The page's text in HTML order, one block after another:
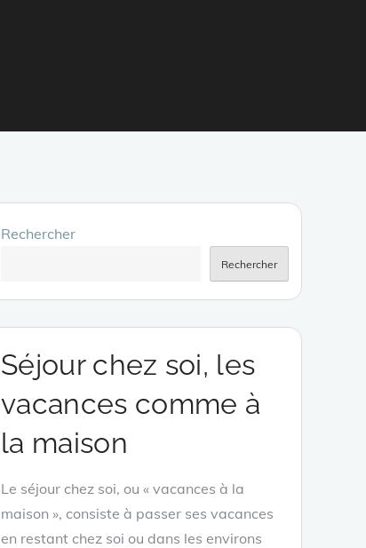
Rechercher
Rechercher
Séjour chez soi, les
vacances comme à
la maison
Le séjour chez soi, ou « vacances à la
maison », consiste à passer ses vacances
en restant chez soi ou dans les environs